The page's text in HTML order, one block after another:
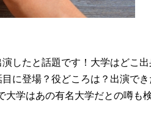
したと話題です！大学はどこ出
に登場？役どころは？出演でき
学はあの有名大学だとの噂も検